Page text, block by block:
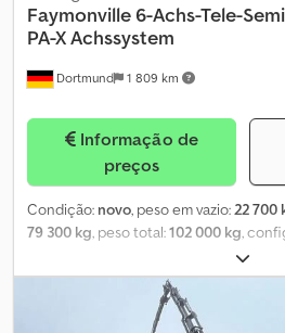
Dortmund 1 809 km
Faymonville 6-Achs-Tele-
PA-X Achssystem
Informação de
preços
Condição: novo, peso em vazio:22 700
79 300 kg, peso total:102 000 kg,
comprimento do espaço de carga:
de carga:2 850 mm, altura do espaço
245/70 R 17.5, cor:
ABS , Pescoço de